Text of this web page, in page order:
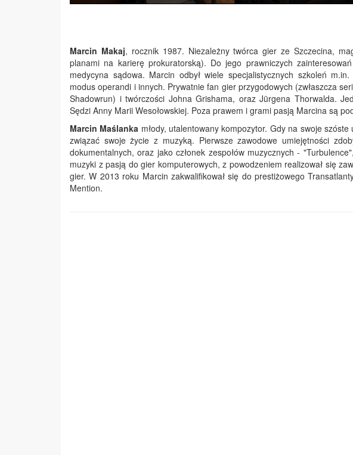
Marcin Makaj, rocznik 1987. Niezależny twórca gier ze Szczecina,
planami na karierę prokuratorską). Do jego prawniczych
medycyna sądowa. Marcin odbył wiele specjalistycznych szkoleń
modus operandi i innych. Prywatnie fan gier przygodowych (zwłaszcza
Shadowrun) i twórczości Johna Grishama, oraz Jürgena Thorwalda.
Sędzi Anny Marii Wesołowskiej. Poza prawem i grami pasją Marcina są
Marcin Maślanka młody, utalentowany kompozytor. Gdy na swoje
związać swoje życie z muzyką. Pierwsze zawodowe umiejętności
dokumentalnych, oraz jako członek zespołów muzycznych -
muzyki z pasją do gier komputerowych, z powodzeniem realizował się
gier. W 2013 roku Marcin zakwalifikował się do prestiżowego
Mention.